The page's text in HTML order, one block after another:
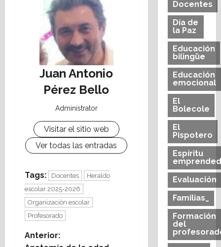
Juan Antonio
Pérez Bello
Administrator
Visitar el sitio web
Ver todas las entradas
Tags: Docentes
Heraldo
escolar 2025-2026
Organización escolar
Profesorado
N
Anterior:
Docentes
Día de
la Paz
Educación
bilingüe
Educación
emocional
El
Bolecole
El
Pispotero
Espíritu
Evaluación
Familias_
Formación
del